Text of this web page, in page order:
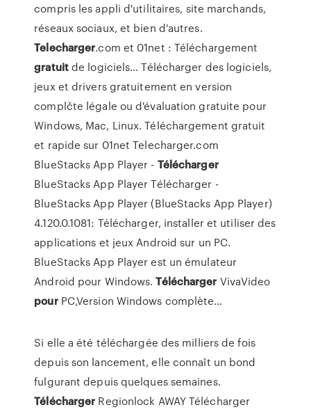
compris les appli d'utilitaires, site marchands,
réseaux sociaux, et bien d'autres.
Telecharger.com et 01net : Téléchargement
gratuitde logiciels… Télécharger des logiciels,
jeux et drivers gratuitement en version
complčte légale ou d'évaluation gratuite pour
Windows, Mac, Linux. Téléchargement gratuit
et rapide sur 01net Telecharger.com
BlueStacks App Player - Télécharger
BlueStacks App Player Télécharger -
BlueStacks App Player (BlueStacks App Player)
4.120.0.1081: Télécharger, installer et utiliser des
applications et jeux Android sur un PC.
BlueStacks App Player est un émulateur
Android pour Windows.Télécharger VivaVideo
pourPC,Version Windows complète…
Si elle a été téléchargée des milliers de fois
depuis son lancement, elle connaît un bond
fulgurant depuis quelques semaines.
Télécharger Regionlock AWAYTélécharger